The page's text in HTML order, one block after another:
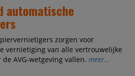
automatische
zorgen voor
vernietiging van alle vertrouwelijke
AVG-wetgeving vallen. meer...